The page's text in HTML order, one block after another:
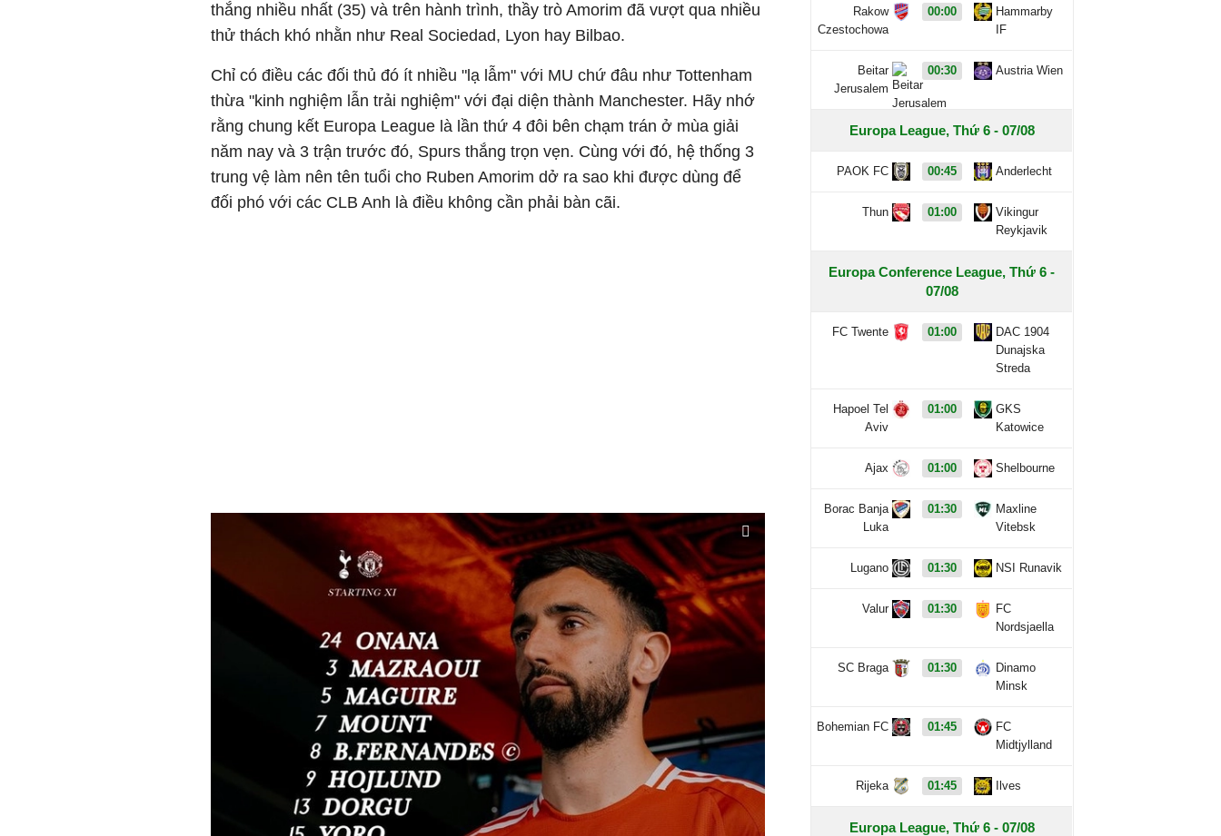
thắng nhiều nhất (35) và trên hành trình, thầy trò Amorim đã vượt qua nhiều
thử thách khó nhằn như Real Sociedad, Lyon hay Bilbao.
Chỉ có điều các đối thủ đó ít nhiều "lạ lẫm" với MU chứ đâu như Tottenham
thừa "kinh nghiệm lẫn trải nghiệm" với đại diện thành Manchester. Hãy nhớ
rằng chung kết Europa League là lần thứ 4 đôi bên chạm trán ở mùa giải
năm nay và 3 trận trước đó, Spurs thắng trọn vẹn. Cùng với đó, hệ thống 3
trung vệ làm nên tên tuổi cho Ruben Amorim dở ra sao khi được dùng để
đối phó với các CLB Anh là điều không cần phải bàn cãi.
Rakow
Czestochowa
00:00
Hammarby
IF
Beitar
Jerusalem
00:30 Austria Wien
Europa League, Thứ 6 - 07/08
PAOK FC 00:45 Anderlecht
Thun 01:00
Vikingur
Reykjavik
Europa Conference League, Thứ 6 -
07/08
FC Twente 01:00
DAC 1904
Dunajska
Streda
Hapoel Tel
Aviv
01:00
GKS
Katowice
Ajax 01:00 Shelbourne
Borac Banja
Luka
01:30
Maxline
Vitebsk
Lugano 01:30 NSI Runavik
Valur 01:30
FC
Nordsjaella
SC Braga 01:30
Dinamo
Minsk
Bohemian FC 01:45
FC
Midtjylland
Rijeka 01:45 Ilves
Europa League, Thứ 6 - 07/08